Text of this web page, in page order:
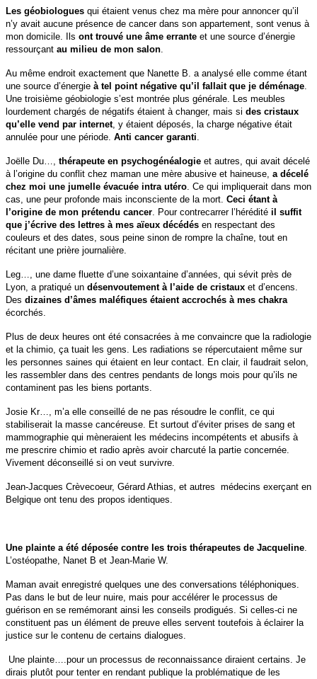
Les géobiologues qui étaient venus chez ma mère pour annoncer qu’il
n’y avait aucune présence de cancer dans son appartement, sont venus à
mon domicile. Ils ont trouvé une âme errante et une source d’énergie
ressourçant au milieu de mon salon.
Au même endroit exactement que Nanette B. a analysé elle comme étant
une source d’énergie à tel point négative qu’il fallait que je déménage.
Une troisième géobiologie s’est montrée plus générale. Les meubles
lourdement chargés de négatifs étaient à changer, mais si des cristaux
qu’elle vend par internet, y étaient déposés, la charge négative était
annulée pour une période. Anti cancer garanti.
Joëlle Du…, thérapeute en psychogénéalogie et autres, qui avait décelé
à l’origine du conflit chez maman une mère abusive et haineuse, a décelé
chez moi une jumelle évacuée intra utéro. Ce qui impliquerait dans mon
cas, une peur profonde mais inconsciente de la mort. Ceci étant à
l’origine de mon prétendu cancer. Pour contrecarrer l’hérédité il suffit
que j’écrive des lettres à mes aïeux décédés en respectant des
couleurs et des dates, sous peine sinon de rompre la chaîne, tout en
récitant une prière journalière.
Leg…, une dame fluette d’une soixantaine d’années, qui sévit près de
Lyon, a pratiqué un désenvoutement à l’aide de cristaux et d’encens.
Des dizaines d’âmes maléfiques étaient accrochés à mes chakra
écorchés.
Plus de deux heures ont été consacrées à me convaincre que la radiologie
et la chimio, ça tuait les gens. Les radiations se répercutaient même sur
les personnes saines qui étaient en leur contact. En clair, il faudrait selon,
les rassembler dans des centres pendants de longs mois pour qu’ils ne
contaminent pas les biens portants.
Josie Kr…, m’a elle conseillé de ne pas résoudre le conflit, ce qui
stabiliserait la masse cancéreuse. Et surtout d’éviter prises de sang et
mammographie qui mèneraient les médecins incompétents et abusifs à
me prescrire chimio et radio après avoir charcuté la partie concernée.
Vivement déconseillé si on veut survivre.
Jean-Jacques Crèvecoeur, Gérard Athias, et autres médecins exerçant en
Belgique ont tenu des propos identiques.
Une plainte a été déposée contre les trois thérapeutes de Jacqueline.
L’ostéopathe, Nanet B et Jean-Marie W.
Maman avait enregistré quelques une des conversations téléphoniques.
Pas dans le but de leur nuire, mais pour accélérer le processus de
guérison en se remémorant ainsi les conseils prodigués. Si celles-ci ne
constituent pas un élément de preuve elles servent toutefois à éclairer la
justice sur le contenu de certains dialogues.
Une plainte….pour un processus de reconnaissance diraient certains. Je
dirais plutôt pour tenter en rendant publique la problématique de les